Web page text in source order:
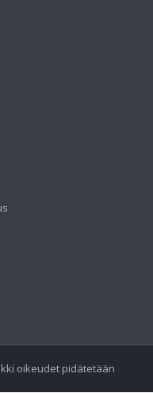
oikeudet pidätetään